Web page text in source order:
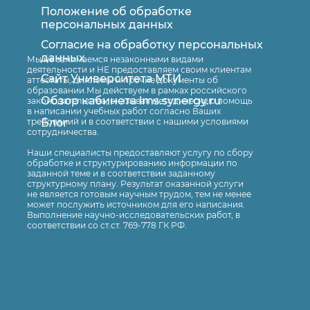
лицами оценивается …
Различают следующие виды
стоимостных оценок основных средств
…
Решение о привлечении к
ответственности должно содержать …
Если декларация представлена
налогоплательщиком
непосредственно в налоговый орган,
то датой подачи считается …
Оборотные производственные фонды
…
Оборотные средства включают
Оставить заявку
Положение об обработке
персональных данных
Согласие на обработку персональных
данных
Сайт Университета МТИ
Обзор кабинета lms.synergy.ru
Блог
Мы не занимаемся незаконными видами
деятельности и НЕ предоставляем своим клиентам
аттестаты, дипломы и прочие документы об
образовании.Мы действуем в рамках российского
законодательства, оказывая методическую помощь
в написании учебных работ согласно Ваших
требований и в соответствии с нашими условиями
сотрудничества.
Наши специалисты предоставляют услугу по сбору
обработке и структурированию информации по
заданной теме и в соответствии заданному
структурному плану. Результат оказанной услуги
не является готовым научным трудом, тем не менее
может послужить источником для его написания.
Выполнение научно-исследовательских работ, в
соответствии со ст.ст. 769-778 ГК РФ.